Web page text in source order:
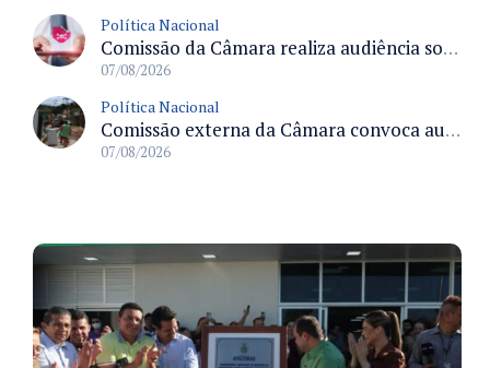
Política Nacional
Comissão da Câmara realiza audiência sobre apostas online para medir o tamanho do mercado ilegal
07/08/2026
Política Nacional
Comissão externa da Câmara convoca audiência pública sobre chuvas na Zona da Mata de Minas Gerais e impactos em Juiz de Fora
07/08/2026